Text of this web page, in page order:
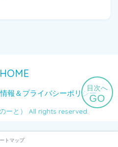
目次へ
GO
報＆プライバシーポリシー
ーと） All rights reserved.
トマップ